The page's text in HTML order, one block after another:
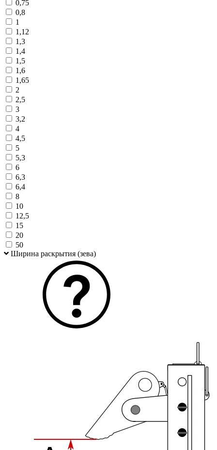
0,75
0,8
1
1,12
1,3
1,4
1,5
1,6
1,65
2
2,5
3
3,2
4
4,5
5
5,3
6
6,3
6,4
8
10
12,5
15
20
50
Ширина раскрытия (зева)